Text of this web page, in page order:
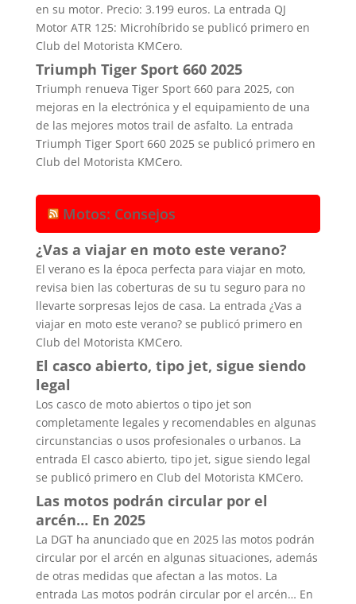
en su motor. Precio: 3.199 euros. La entrada QJ
Motor ATR 125: Microhíbrido se publicó primero en
Club del Motorista KMCero.
Triumph Tiger Sport 660 2025
Triumph renueva Tiger Sport 660 para 2025, con
mejoras en la electrónica y el equipamiento de una
de las mejores motos trail de asfalto. La entrada
Triumph Tiger Sport 660 2025 se publicó primero en
Club del Motorista KMCero.
Motos: Consejos
¿Vas a viajar en moto este verano?
El verano es la época perfecta para viajar en moto,
revisa bien las coberturas de su tu seguro para no
llevarte sorpresas lejos de casa. La entrada ¿Vas a
viajar en moto este verano? se publicó primero en
Club del Motorista KMCero.
El casco abierto, tipo jet, sigue siendo
legal
Los casco de moto abiertos o tipo jet son
completamente legales y recomendables en algunas
circunstancias o usos profesionales o urbanos. La
entrada El casco abierto, tipo jet, sigue siendo legal
se publicó primero en Club del Motorista KMCero.
Las motos podrán circular por el
arcén… En 2025
La DGT ha anunciado que en 2025 las motos podrán
circular por el arcén en algunas situaciones, además
de otras medidas que afectan a las motos. La
entrada Las motos podrán circular por el arcén… En